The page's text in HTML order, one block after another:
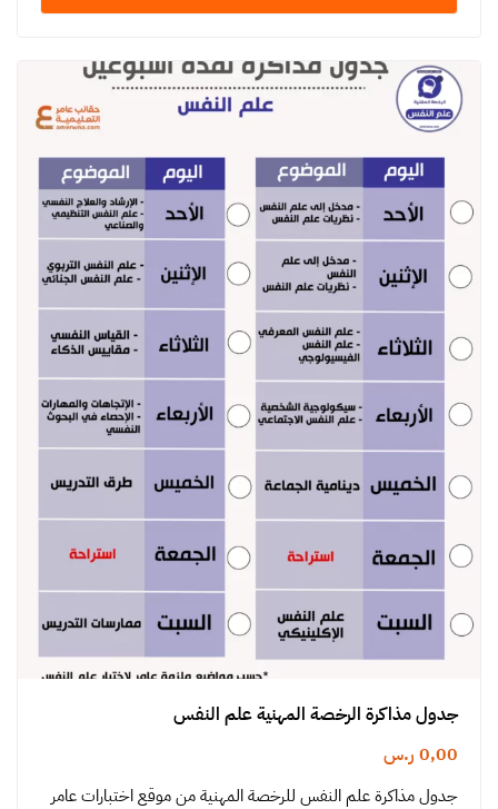
جدول مذاكرة الرخصة المهنية علم النفس
0,00 ر.س
جدول مذاكرة علم النفس للرخصة المهنية من موقع اختبارات عامر